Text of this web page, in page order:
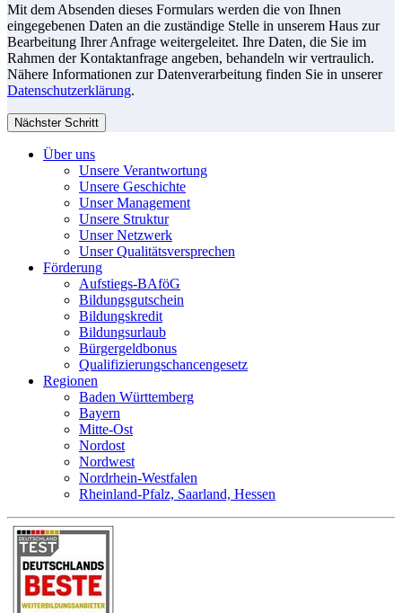
Mit dem Absenden dieses Formulars werden die von Ihnen
eingegebenen Daten an die zuständige Stelle in unserem Haus zur
Bearbeitung Ihrer Anfrage weitergeleitet. Ihre Daten, die Sie im
Rahmen der Kontaktanfrage angeben, behandeln wir vertraulich.
Nähere Informationen zur Datenverarbeitung finden Sie in unserer
Datenschutzerklärung.
Nächster Schritt
Über uns
Unsere Verantwortung
Unsere Geschichte
Unser Management
Unsere Struktur
Unser Netzwerk
Unser Qualitätsversprechen
Förderung
Aufstiegs-BAföG
Bildungsgutschein
Bildungskredit
Bildungsurlaub
Bürgergeldbonus
Qualifizierungschancengesetz
Regionen
Baden Württemberg
Bayern
Mitte-Ost
Nordost
Nordwest
Nordrhein-Westfalen
Rheinland-Pfalz, Saarland, Hessen